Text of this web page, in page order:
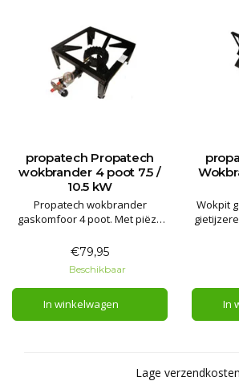
propatech Propatech
wokbrander 4 poot 7.5 /
10.5 kW
Propatech wokbrander
gaskomfoor 4 poot. Met piëzo
thermische beveiliging veilig
binnen te gebruiken.
€79,95
Beschikbaar
In winkelwagen
Wokpit
Met
In
Lage verzendkosten